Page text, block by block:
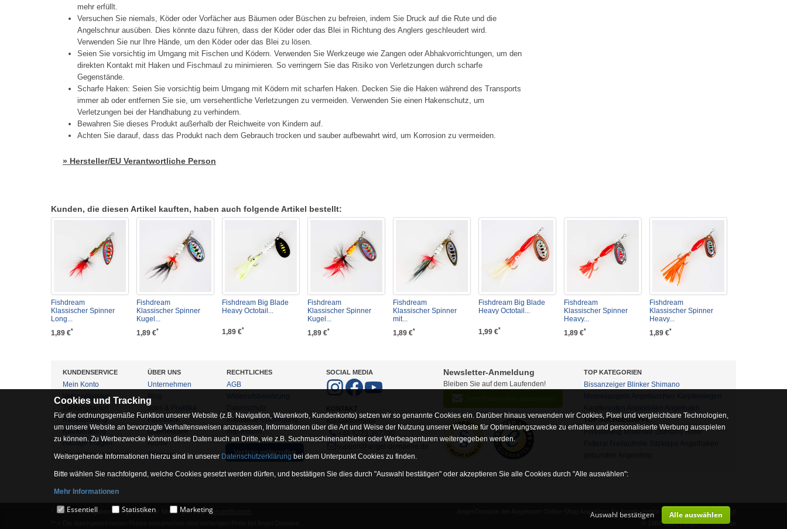
mehr erfüllt.
Versuchen Sie niemals, Köder oder Vorfächer aus Bäumen oder Büschen zu befreien, indem Sie Druck auf die Rute und die
Angelschnur ausüben. Dies könnte dazu führen, dass der Köder oder das Blei in Richtung des Anglers geschleudert wird.
Verwenden Sie nur Ihre Hände, um den Köder oder das Blei zu lösen.
Seien Sie vorsichtig im Umgang mit Fischen und Ködern. Verwenden Sie Werkzeuge wie Zangen oder Abhakvorrichtungen, um den
direkten Kontakt mit Haken und Fischmaul zu minimieren. So verringern Sie das Risiko von Verletzungen durch scharfe
Gegenstände.
Scharfe Haken: Seien Sie vorsichtig beim Umgang mit Ködern mit scharfen Haken. Decken Sie die Haken während des Transports
immer ab oder entfernen Sie sie, um versehentliche Verletzungen zu vermeiden. Verwenden Sie einen Hakenschutz, um
Verletzungen bei der Handhabung zu verhindern.
Bewahren Sie dieses Produkt außerhalb der Reichweite von Kindern auf.
Achten Sie darauf, dass das Produkt nach dem Gebrauch trocken und sauber aufbewahrt wird, um Korrosion zu vermeiden.
» Hersteller/EU Verantwortliche Person
Kunden, die diesen Artikel kauften, haben auch folgende Artikel bestellt:
Fishdream
Klassischer Spinner
Long...
1,89 €*
Fishdream
Klassischer Spinner
Kugel...
1,89 €*
Fishdream Big Blade
Heavy Octotail...
1,89 €*
Fishdream
Klassischer Spinner
Kugel...
1,89 €*
Fishdream
Klassischer Spinner
mit...
1,89 €*
Fishdream Big Blade
Heavy Octotail...
1,99 €*
Fishdream
Klassischer Spinner
Heavy...
1,89 €*
Fishdream
Klassischer Spinner
Heavy...
1,89 €*
KUNDENSERVICE
Mein Konto
Versandkosten
Rücksendung
Kaufberatung
Häufige Fragen
Zur mobilen Webseite
ÜBER UNS
Unternehmen
Jobs & Praktika
Facebook
Osterfeldsee
Archiv
Sitemap
RECHTLICHES
AGB
Altbatterie-Entsorgung
Impressum
Vertrag widerrufen
SOCIAL MEDIA
Kontaktformular
Newsletter-Anmeldung
Bleiben Sie auf dem Laufenden!
Jetzt Newsletter abonnieren
TOP KATEGORIEN
Bissanzeiger Blinker Shimano
TOP SUCHBEGRIFFE
Forellenteig Multirolle Shimano Rolle
* = Alle Preisangaben inkl. gesetzlicher MwSt. und zzgl.Versandkosten
Angel-Domäne der Angelsport Online-Shop Angelshop für Angelzubehör- und Outdoor-Ausrüstung!
© 1989-2026 | angel-domaene.de
Cookies und Tracking
Für die ordnungsgemäße Funktion unserer Website (z.B. Navigation, Warenkorb, Kundenkonto) setzen wir so genannte Cookies ein. Darüber hinaus verwenden wir Cookies, Pixel und vergleichbare Technologien,
um unsere Website an bevorzugte Verhaltensweisen anzupassen, Informationen über die Art und Weise der Nutzung unserer Website für Optimierungszwecke zu erhalten und personalisierte Werbung ausspielen
zu können. Zu Werbezwecke können diese Daten auch an Dritte, wie z.B. Suchmaschinenanbieter oder Werbeagenturen weitergegeben werden.
Weitergehende Informationen hierzu sind in unserer Datenschutzerklärung bei dem Unterpunkt Cookies zu finden.
Bitte wählen Sie nachfolgend, welche Cookies gesetzt werden dürfen, und bestätigen Sie dies durch "Auswahl bestätigen" oder akzeptieren Sie alle Cookies durch "Alle auswählen":
Mehr Informationen
Essentiell
Hierbei handelt es sich um Cookies, die für die Grundfunktionen unserer Website erforderlich sind (z.B. Navigation, Warenkorb, Kundenkonto), weshalb auf diese nicht verzichtet werden kann
Essentiell Statistiken Marketing
Auswahl bestätigen Alle auswählen